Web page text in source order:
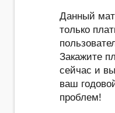
Данный
только
Закажите
сейчас и
ваш
проблем!